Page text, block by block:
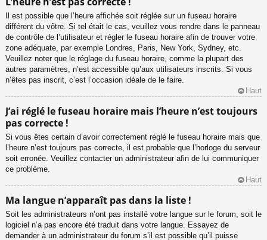
Il est possible que l’heure affichée soit réglée sur un fuseau horaire
différent du vôtre. Si tel était le cas, veuillez vous rendre dans le panneau
de contrôle de l’utilisateur et régler le fuseau horaire afin de trouver votre
zone adéquate, par exemple Londres, Paris, New York, Sydney, etc.
Veuillez noter que le réglage du fuseau horaire, comme la plupart des
autres paramètres, n’est accessible qu’aux utilisateurs inscrits. Si vous
n’êtes pas inscrit, c’est l’occasion idéale de le faire.
Haut
J’ai réglé le fuseau horaire mais l’heure n’est toujours
pas correcte !
Si vous êtes certain d’avoir correctement réglé le fuseau horaire mais que
l’heure n’est toujours pas correcte, il est probable que l’horloge du serveur
soit erronée. Veuillez contacter un administrateur afin de lui communiquer
ce problème.
Haut
Ma langue n’apparaît pas dans la liste !
Soit les administrateurs n’ont pas installé votre langue sur le forum, soit le
logiciel n’a pas encore été traduit dans votre langue. Essayez de
demander à un administrateur du forum s’il est possible qu’il puisse